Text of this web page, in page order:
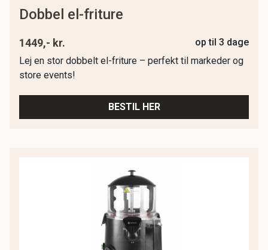
dobbel el-friture
1449,- kr.
op til 3 dage
Lej en stor dobbelt el-friture – perfekt til markeder og
store events!
BESTIL HER